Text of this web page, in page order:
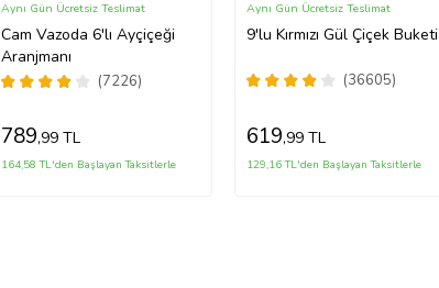
Cam Vazoda 6'lı Ayçiçeği
Aranjmanı
(7226)
Aynı Gün Ücretsiz Teslimat
789,99 TL
164,58 TL'den Başlayan Taksitlerle
9'lu Kırmızı Gül Çiçek Buketi
(36605)
Aynı Gün Ücretsiz Teslimat
619,99 TL
129,16 TL'den Başlayan Taksitlerle